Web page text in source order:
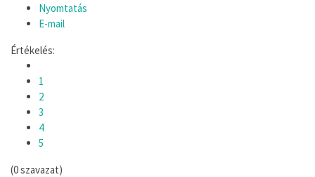
Nyomtatás
E-mail
Értékelés:
1
2
3
4
5
(0 szavazat)